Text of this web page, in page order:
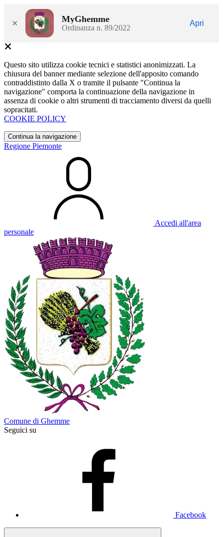
× MyGhemme
Ordinanza n. 89/2022
Apri
Questo sito utilizza cookie tecnici e statistici anonimizzati. La
chiusura del banner mediante selezione dell'apposito comando
contraddistinto dalla X o tramite il pulsante "Continua la
navigazione" comporta la continuazione della navigazione in
assenza di cookie o altri strumenti di tracciamento diversi da quelli
sopracitati.
COOKIE POLICY
Continua la navigazione
Regione Piemonte
Accedi all'area
personale
Comune di Ghemme
Seguici su
Facebook